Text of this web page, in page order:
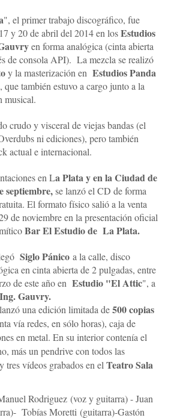
", el primer trabajo discográfico, fue
y 20 de abril del 2014 en losEstudios
en forma analógica (cinta abierta
de consola API). La mezcla se realizó
y la masterización en Estudios Panda
, que también estuvo a cargo junto a la
musical.
crudo y visceral de viejas bandas (el
ni ediciones), pero también
actual e internacional.
en La Plata y en la Ciudad de
septiembre,se lanzó el CD de forma
El formato físico salió a la venta
de noviembre en la presentación oficial
Bar El Estudio de La Plata.
Siglo Pánico a la calle, disco
en cinta abierta de 2 pulgadas, entre
de este año en Estudio "El Attic", a
Ing. Gauvry.
una edición limitada de500 copias
vía redes, en sólo horas), caja de
en metal. En su interior contenía el
más un pendrive con todos las
tres vídeos grabados en el Teatro Sala
Rodriguez (voz y guitarra) - Juan
Tobías Moretti (guitarra)-Gastón